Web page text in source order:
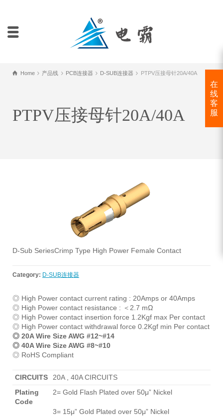
Home 产品线 PCB连接器 D-SUB连接器 PTPV压接母针20A/40A
PTPV压接母针20A/40A
D-Sub SeriesCrimp Type High Power Female Contact
Category: D-SUB连接器
◎ High Power contact current rating : 20Amps or 40Amps
◎ High Power contact resistance : ＜2.7 mΩ
◎ High Power contact insertion force 1.2Kgf max Per contact
◎ High Power contact withdrawal force 0.2Kgf min Per contact
◎ 20A Wire Size AWG #12~#14
◎ 40A Wire Size AWG #8~#10
◎ RoHS Compliant
CIRCUITS
20A , 40A CIRCUITS
Plating
Code
2= Gold Flash Plated over 50μ” Nickel
3= 15μ” Gold Plated over 50μ” Nickel
在
线
客
服